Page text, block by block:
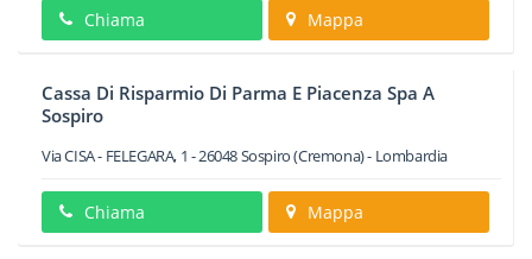
Chiama Mappa
Cassa Di Risparmio Di Parma E Piacenza Spa A
Sospiro
Via CISA - FELEGARA, 1 -26048Sospiro(Cremona) - Lombardia
Chiama Mappa